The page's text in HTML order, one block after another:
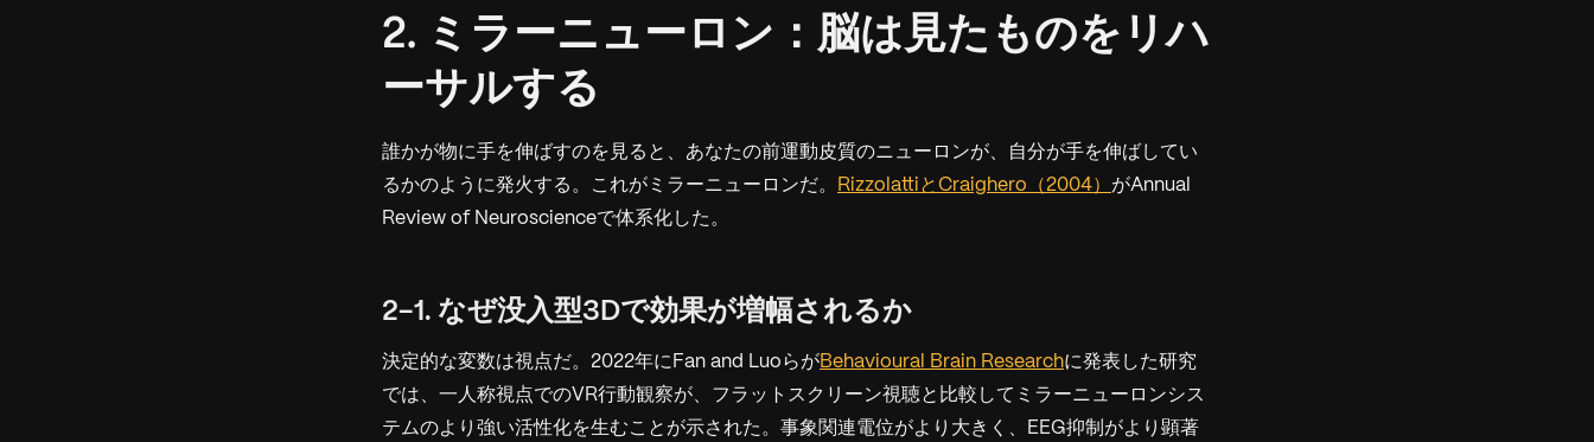
2. ミラーニューロン：脳は見たものをリハ
ーサルする
誰かが物に手を伸ばすのを見ると、あなたの前運動皮質のニューロンが、自分が手を伸ばしてい
るかのように発火する。これがミラーニューロンだ。
RizzolattiとCraighero（2004） がAnnual
Review of Neuroscienceで体系化した。
2-1. なぜ没入型3Dで効果が増幅されるか
決定的な変数は視点だ。2022年にFan and LuoらがBehavioural Brain Researchに発表した研究
では、一人称視点でのVR行動観察が、フラットスクリーン視聴と比較してミラーニューロンシス
テムのより強い活性化を生むことが示された。事象関連電位がより大きく、EEG抑制がより顕著